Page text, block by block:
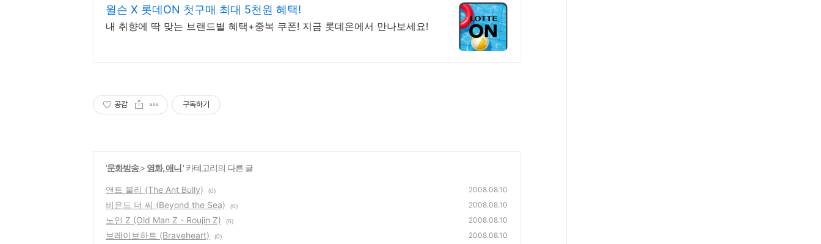
윌슨 X 롯데ON 첫구매 최대 5천원 혜택!
내 취향에 딱 맞는 브랜드별 혜택+중복 쿠폰! 지금 롯데온에서 만나보세요!
공감 구독하기
'문화방송> 영화, 애니' 카테고리의 다른 글
앤트 불리 (The Ant Bully) (0) 2008.08.10
비욘드 더 씨 (Beyond the Sea) (0) 2008.08.10
노인 Z (Old Man Z - Roujin Z) (0) 2008.08.10
브레이브하트 (Braveheart) (0) 2008.08.10